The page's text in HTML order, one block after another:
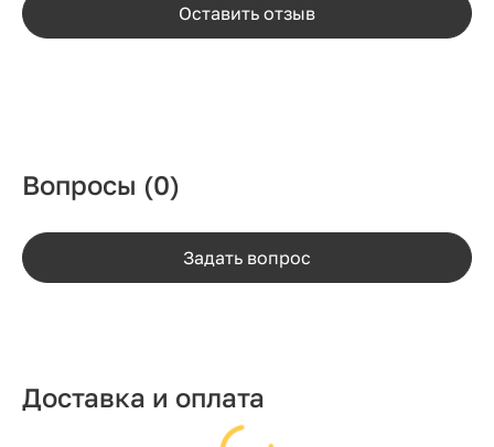
Оставить отзыв
Вопросы (0)
Задать вопрос
Доставка и оплата